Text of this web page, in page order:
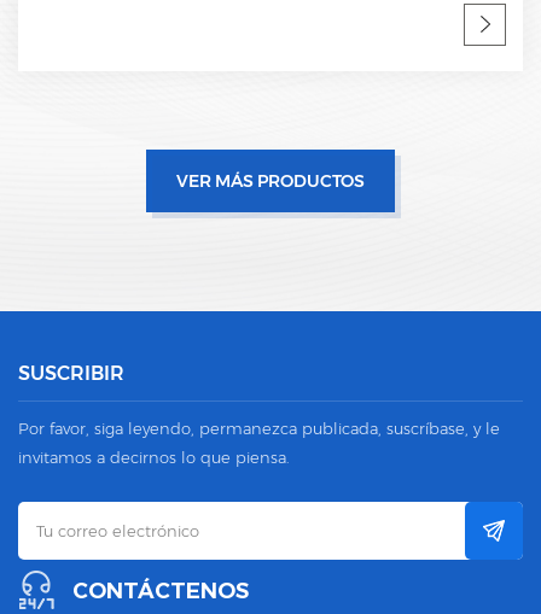
VER MÁS PRODUCTOS
SUSCRIBIR
Por favor, siga leyendo, permanezca publicada, suscríbase, y le
invitamos a decirnos lo que piensa.
CONTÁCTENOS